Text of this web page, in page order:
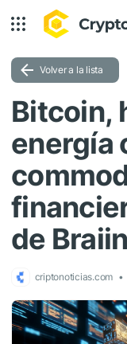
Volver a la lista
Bitcoin,
energía
de
criptonoticias.com